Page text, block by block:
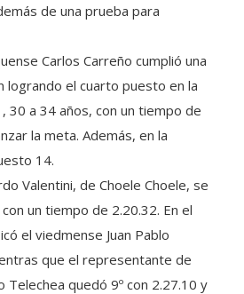
de una prueba para
Carlos Carreño cumplió una
logrando el cuarto puesto en la
30 a 34 años, con un tiempo de
la meta. Además, en la
14.
Valentini, de Choele Choele, se
un tiempo de 2.20.32. En el
el viedmense Juan Pablo
que el representante de
Telechea quedó 9º con 2.27.10 y